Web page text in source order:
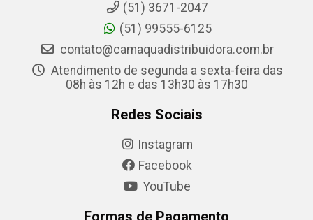
(51) 3671-2047
(51) 99555-6125
contato@camaquadistribuidora.com.br
Atendimento de segunda a sexta-feira das
08h às 12h e das 13h30 às 17h30
Redes Sociais
Instagram
Facebook
YouTube
Formas de Pagamento